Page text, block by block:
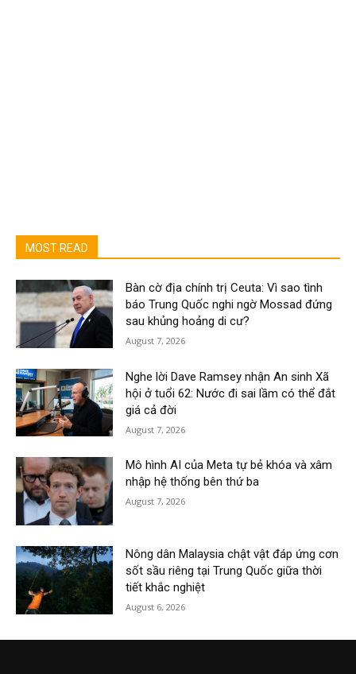
MOST READ
Bàn cờ địa chính trị Ceuta: Vì sao tình
báo Trung Quốc nghi ngờ Mossad đứng
sau khủng hoảng di cư?
August 7, 2026
Nghe lời Dave Ramsey nhận An sinh Xã
hội ở tuổi 62: Nước đi sai lầm có thể đắt
giá cả đời
August 7, 2026
Mô hình AI của Meta tự bẻ khóa và xâm
nhập hệ thống bên thứ ba
August 7, 2026
Nông dân Malaysia chật vật đáp ứng cơn
sốt sầu riêng tại Trung Quốc giữa thời
tiết khắc nghiệt
August 6, 2026